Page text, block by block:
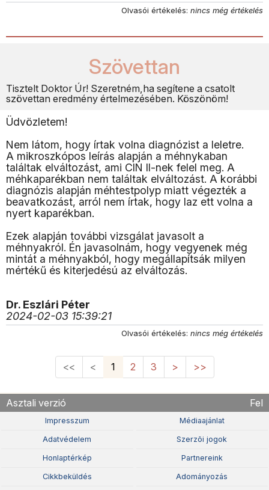
Olvasói értékelés: nincs még értékelés
Szövettan
Tisztelt Doktor Úr! Szeretném,ha segítene a csatolt
szövettan eredmény értelmezésében. Köszönöm!
Üdvözletem!
Nem látom, hogy írtak volna diagnózist a leletre.
A mikroszkópos leírás alapján a méhnykaban
találtak elváltozást, ami CIN II-nek felel meg. A
méhkaparékban nem találtak elváltozást. A korábbi
diagnózis alapján méhtestpolyp miatt végezték a
beavatkozást, arról nem írtak, hogy laz ett volna a
nyert kaparékban.
Ezek alapján további vizsgálat javasolt a
méhnyakról. Én javasolnám, hogy vegyenek még
mintát a méhnyakból, hogy megállapítsák milyen
mértékű és kiterjedésú az elváltozás.
Dr. Eszlári Péter
2024-02-03 15:39:21
Olvasói értékelés: nincs még értékelés
<< < 1 2 3 > >>
Asztali verzió Fel
Impresszum Médiaajánlat
Adatvédelem Szerzõi jogok
Honlaptérkép Partnereink
Cikkbeküldés Adományozás